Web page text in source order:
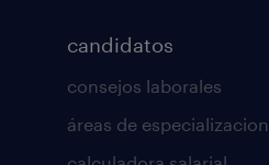
candidatos
consejos laborales
áreas de especializacion